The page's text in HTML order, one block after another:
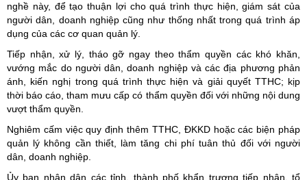
nghề này, để tạo thuận lợi cho quá trình thực hiện, giám sát của
người dân, doanh nghiệp cũng như thống nhất trong quá trình áp
dụng của các cơ quan quản lý.
Tiếp nhận, xử lý, tháo gỡ ngay theo thẩm quyền các khó khăn,
vướng mắc do người dân, doanh nghiệp và các địa phương phản
ánh, kiến nghị trong quá trình thực hiện và giải quyết TTHC; kịp
thời báo cáo, tham mưu cấp có thẩm quyền đối với những nội dung
vượt thẩm quyền.
Nghiêm cấm việc quy định thêm TTHC, ĐKKD hoặc các biện pháp
quản lý không cần thiết, làm tăng chi phí tuân thủ đối với người
dân, doanh nghiệp.
Ủy ban nhân dân các tỉnh, thành phố khẩn trương tiếp nhận, tổ